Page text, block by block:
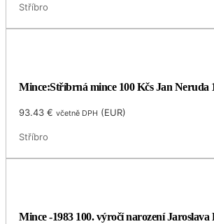
Stříbro
Mince:Stříbrná mince 100 Kčs Jan Neruda
93.43€ včetně DPH (EUR)
Stříbro
Mince -1983 100. výročí narození Jaroslava